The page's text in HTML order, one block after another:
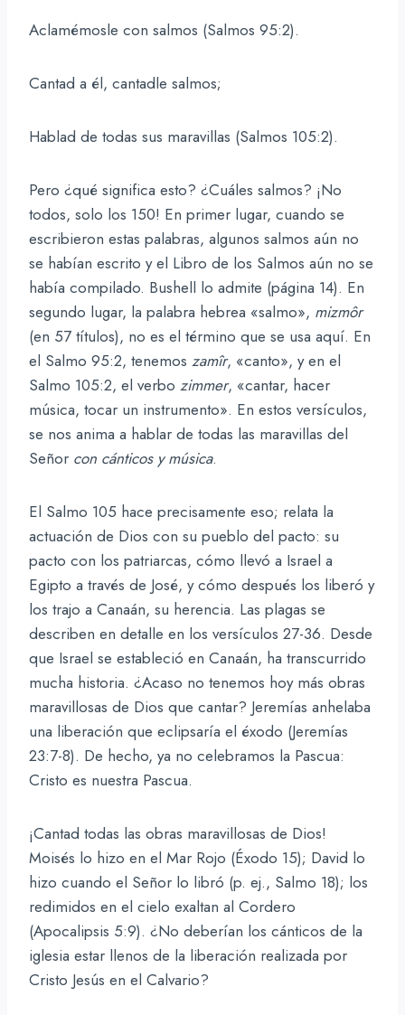
Aclamémosle con salmos (Salmos 95:2).
Cantad a él, cantadle salmos;
Hablad de todas sus maravillas (Salmos 105:2).
Pero ¿qué significa esto? ¿Cuáles salmos? ¡No
todos, solo los 150! En primer lugar, cuando se
escribieron estas palabras, algunos salmos aún no
se habían escrito y el Libro de los Salmos aún no se
había compilado. Bushell lo admite (página 14). En
segundo lugar, la palabra hebrea «salmo», mizmôr
(en 57 títulos), no es el término que se usa aquí. En
el Salmo 95:2, tenemos zamîr, «canto», y en el
Salmo 105:2, el verbo zimmer, «cantar, hacer
música, tocar un instrumento». En estos versículos,
se nos anima a hablar de todas las maravillas del
Señor con cánticos y música.
El Salmo 105 hace precisamente eso; relata la
actuación de Dios con su pueblo del pacto: su
pacto con los patriarcas, cómo llevó a Israel a
Egipto a través de José, y cómo después los liberó y
los trajo a Canaán, su herencia. Las plagas se
describen en detalle en los versículos 27-36. Desde
que Israel se estableció en Canaán, ha transcurrido
mucha historia. ¿Acaso no tenemos hoy más obras
maravillosas de Dios que cantar? Jeremías anhelaba
una liberación que eclipsaría el éxodo (Jeremías
23:7-8). De hecho, ya no celebramos la Pascua:
Cristo es nuestra Pascua.
¡Cantad todas las obras maravillosas de Dios!
Moisés lo hizo en el Mar Rojo (Éxodo 15); David lo
hizo cuando el Señor lo libró (p. ej., Salmo 18); los
redimidos en el cielo exaltan al Cordero
(Apocalipsis 5:9). ¿No deberían los cánticos de la
iglesia estar llenos de la liberación realizada por
Cristo Jesús en el Calvario?